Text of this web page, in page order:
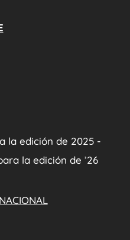
la edición de 2025 -
la edición de ’26